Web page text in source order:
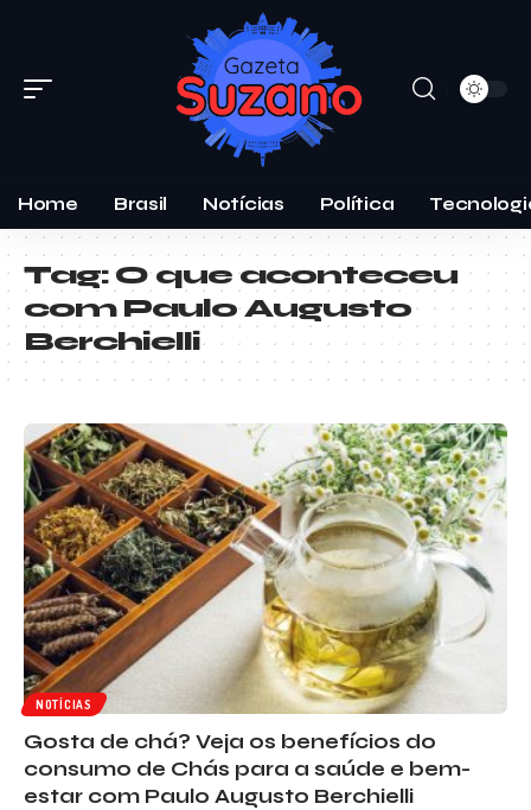
Home Brasil Notícias Política
Tag:O que aconteceu
com Paulo Augusto
Berchielli
NOTÍCIAS
Gosta de chá? Veja os benefícios do
consumo de Chás para a saúde e bem-
estar com Paulo Augusto Berchielli